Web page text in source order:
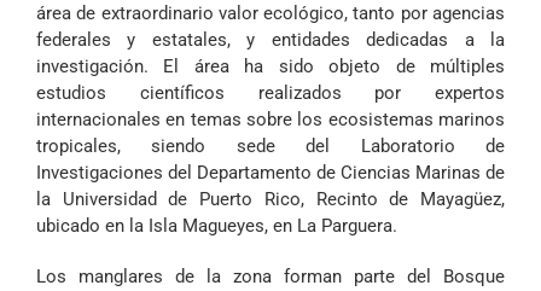
área de extraordinario valor ecológico, tanto por agencias
federales y estatales, y entidades dedicadas a la
investigación. El área ha sido objeto de múltiples
estudios científicos realizados por expertos
internacionales en temas sobre los ecosistemas marinos
tropicales, siendo sede del Laboratorio de
Investigaciones del Departamento de Ciencias Marinas de
la Universidad de Puerto Rico, Recinto de Mayagüez,
ubicado en la Isla Magueyes, en La Parguera.
Los manglares de la zona forman parte del Bosque